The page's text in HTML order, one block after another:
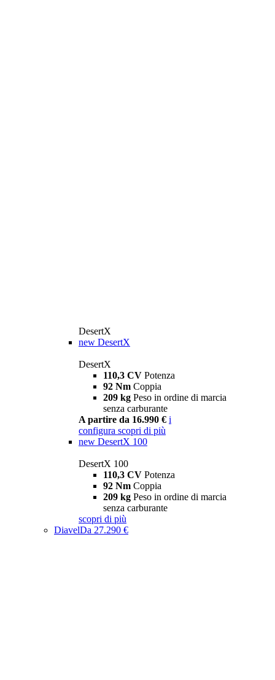
DesertX
new DesertX
DesertX
110,3 CV Potenza
92 Nm Coppia
209 kg Peso in ordine di marcia
senza carburante
A partire da 16.990 € i
configura scopri di più
new DesertX 100
DesertX 100
110,3 CV Potenza
92 Nm Coppia
209 kg Peso in ordine di marcia
senza carburante
scopri di più
DiavelDa 27.290 €